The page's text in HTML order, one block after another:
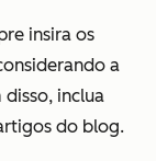
insira os
a
inclua
do blog.